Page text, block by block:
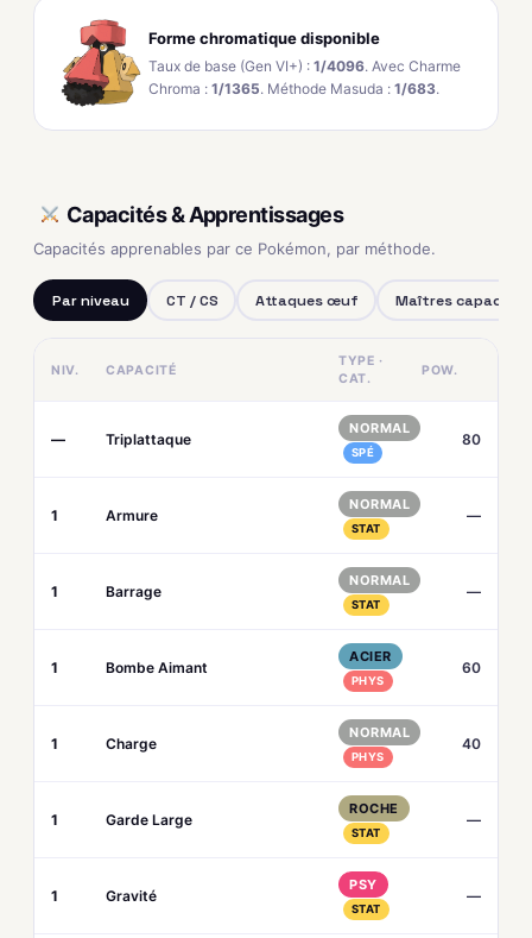
Forme chromatique disponible
Taux de base (Gen VI+) : 1/4096. Avec Charme
Chroma : 1/1365. Méthode Masuda : 1/683.
Capacités & Apprentissages
Capacités apprenables par ce Pokémon, par méthode.
Par niveau CT / CS Attaques œuf Maîtres capacités
NIV. CAPACITÉ
TYPE ·
CAT.
POW.
— Triplattaque
NORMAL
SPÉ
80
1 Armure
NORMAL
STAT
—
1 Barrage
NORMAL
STAT
—
1 Bombe Aimant
ACIER
PHYS
60
1 Charge
NORMAL
PHYS
40
1 Garde Large
ROCHE
STAT
—
1 Gravité
PSY
STAT
—